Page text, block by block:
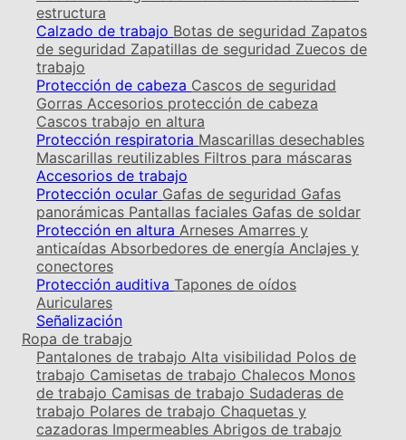
estructura
Calzado de trabajo Botas de seguridad Zapatos
de seguridad Zapatillas de seguridad Zuecos de
trabajo
Protección de cabeza Cascos de seguridad
Gorras Accesorios protección de cabeza
Cascos trabajo en altura
Protección respiratoria Mascarillas desechables
Mascarillas reutilizables Filtros para máscaras
Accesorios de trabajo
Protección ocular Gafas de seguridad Gafas
panorámicas Pantallas faciales Gafas de soldar
Protección en altura Arneses Amarres y
anticaídas Absorbedores de energía Anclajes y
conectores
Protección auditiva Tapones de oídos
Auriculares
Señalización
Ropa de trabajo
Pantalones de trabajo Alta visibilidad Polos de
trabajo Camisetas de trabajo Chalecos Monos
de trabajo Camisas de trabajo Sudaderas de
trabajo Polares de trabajo Chaquetas y
cazadoras Impermeables Abrigos de trabajo